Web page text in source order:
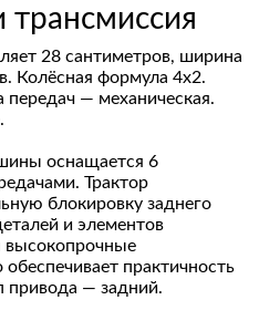
трансмиссия
28 сантиметров, ширина
Колёсная формула 4х2.
— механическая.
оснащается 6
Трактор
блокировку заднего
и элементов
высокопрочные
практичность
привода — задний.